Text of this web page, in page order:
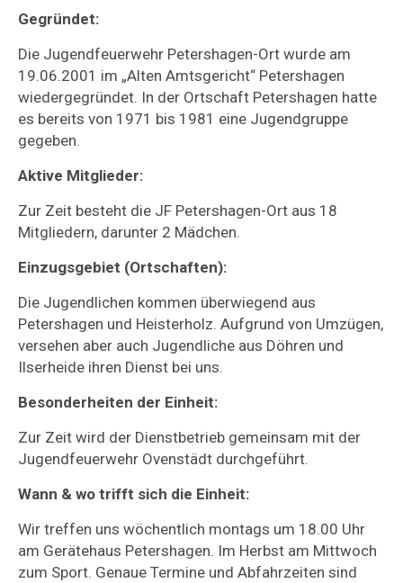
Gegründet:
Die Jugendfeuerwehr Petershagen-Ort wurde am
19.06.2001 im „Alten Amtsgericht“ Petershagen
wiedergegründet. In der Ortschaft Petershagen hatte
es bereits von 1971 bis 1981 eine Jugendgruppe
gegeben.
Aktive Mitglieder:
Zur Zeit besteht die JF Petershagen-Ort aus 18
Mitgliedern, darunter 2 Mädchen.
Einzugsgebiet (Ortschaften):
Die Jugendlichen kommen überwiegend aus
Petershagen und Heisterholz. Aufgrund von Umzügen,
versehen aber auch Jugendliche aus Döhren und
Ilserheide ihren Dienst bei uns.
Besonderheiten der Einheit:
Zur Zeit wird der Dienstbetrieb gemeinsam mit der
Jugendfeuerwehr Ovenstädt durchgeführt.
Wann & wo trifft sich die Einheit:
Wir treffen uns wöchentlich montags um 18.00 Uhr
am Gerätehaus Petershagen. Im Herbst am Mittwoch
zum Sport. Genaue Termine und Abfahrzeiten sind